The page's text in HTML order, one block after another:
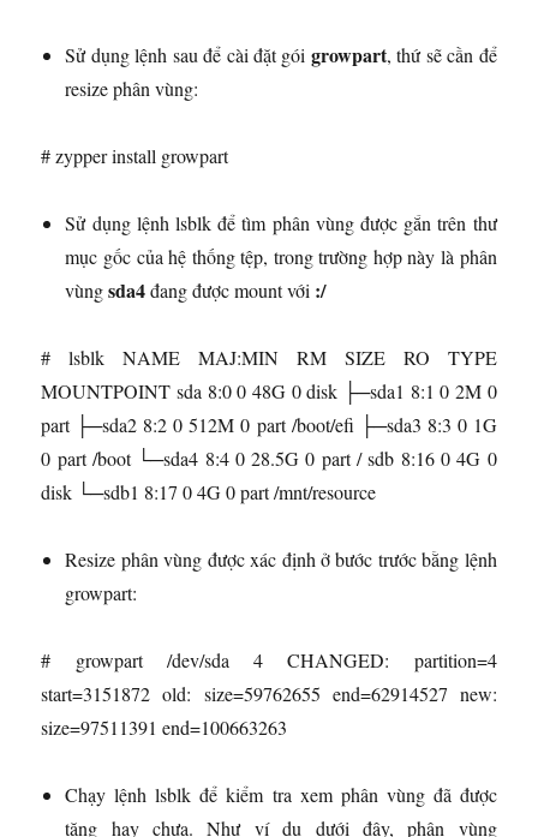
Sử dụng lệnh sau để cài đặt gói growpart, thứ sẽ cần để
resize phân vùng:
# zypper install growpart
Sử dụng lệnh lsblk để tìm phân vùng được gắn trên thư
mục gốc của hệ thống tệp, trong trường hợp này là phân
vùngsda4đang được mount với :/
# lsblk NAME MAJ:MIN RM SIZE RO TYPE
MOUNTPOINT sda 8:0 0 48G 0 disk ├─sda1 8:1 0 2M 0
part ├─sda2 8:2 0 512M 0 part /boot/efi ├─sda3 8:3 0 1G
0 part /boot └─sda4 8:4 0 28.5G 0 part / sdb 8:16 0 4G 0
disk └─sdb1 8:17 0 4G 0 part /mnt/resource
Resize phân vùng được xác định ở bước trước bằng lệnh
growpart:
# growpart /dev/sda 4 CHANGED: partition=4
start=3151872 old: size=59762655 end=62914527 new:
size=97511391 end=100663263
Chạy lệnh lsblk để kiểm tra xem phân vùng đã được
tăng hay chưa. Như ví dụ dưới đây, phân vùng